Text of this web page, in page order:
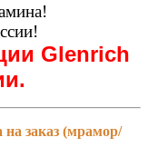
Glenrich
на заказ (мрамор/